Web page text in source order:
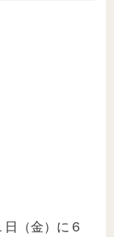
（金）に６